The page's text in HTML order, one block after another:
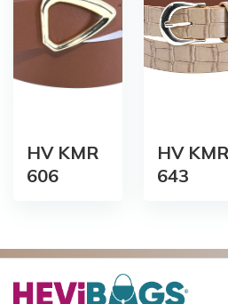
HV KMR
606
HV KMR
643